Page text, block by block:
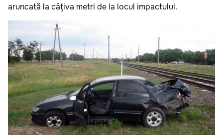
aruncată la câţiva metri de la locul impactului.